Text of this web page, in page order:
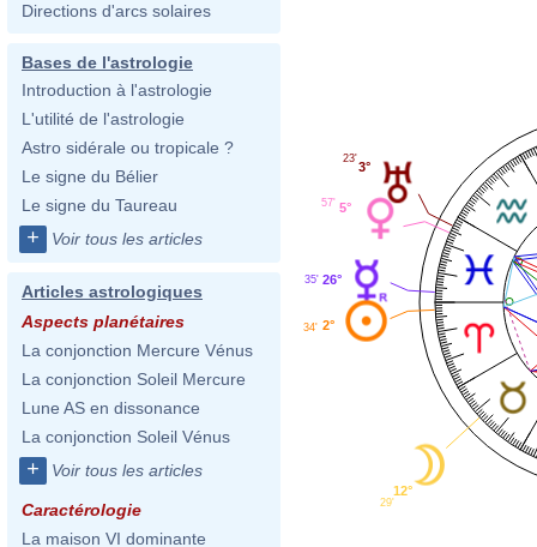
Directions d'arcs solaires
Bases de l'astrologie
Introduction à l'astrologie
L'utilité de l'astrologie
Astro sidérale ou tropicale ?
Le signe du Bélier
Le signe du Taureau
+ Voir tous les articles
Articles astrologiques
Aspects planétaires
La conjonction Mercure Vénus
La conjonction Soleil Mercure
Lune AS en dissonance
La conjonction Soleil Vénus
+ Voir tous les articles
Caractérologie
La maison VI dominante
3°
23'
5°
57'
26°
35'
2°
34'
12°
29'